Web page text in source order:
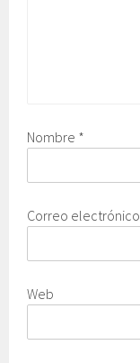
Nombre *
Correo electrónico
Web